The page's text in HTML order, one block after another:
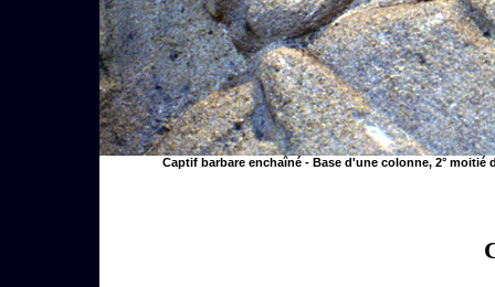
Captif barbare enchaîné - Base d'une colonne, 2° moitié